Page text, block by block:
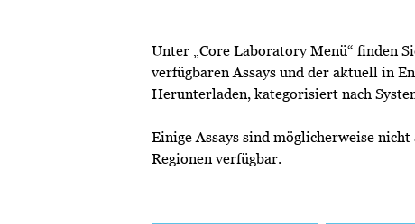
Unter „Core Laboratory Menü“ finden
verfügbaren Assays und der aktuell in
Herunterladen, kategorisiert nach
Einige Assays sind möglicherweise
Regionen verfügbar.